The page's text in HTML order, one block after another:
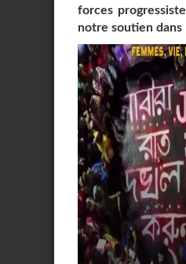
forces
notre soutien dans